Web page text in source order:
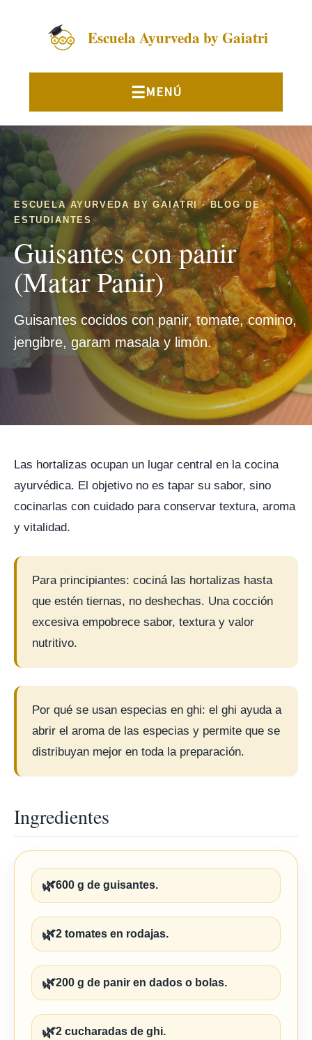
Escuela Ayurveda by Gaiatri
ESCUELA AYURVEDA BY GAIATRI · BLOG DE
ESTUDIANTES
Guisantes con panir
(Matar Panir)
Guisantes cocidos con panir, tomate, comino,
jengibre, garam masala y limón.
Las hortalizas ocupan un lugar central en la cocina
ayurvédica. El objetivo no es tapar su sabor, sino
cocinarlas con cuidado para conservar textura, aroma
y vitalidad.
Para principiantes: cociná las hortalizas hasta
que estén tiernas, no deshechas. Una cocción
excesiva empobrece sabor, textura y valor
nutritivo.
Por qué se usan especias en ghi: el ghi ayuda a
abrir el aroma de las especias y permite que se
distribuyan mejor en toda la preparación.
Ingredientes
🌿600 g de guisantes.
🌿2 tomates en rodajas.
🌿200 g de panir en dados o bolas.
🌿2 cucharadas de ghi.